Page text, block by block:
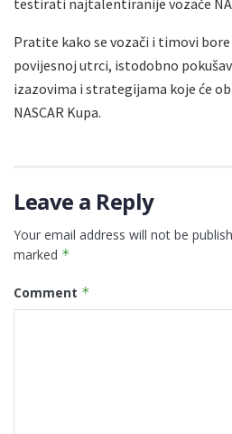
testirati najtalentiranije vozače
Pratite kako se vozači i timovi
povijesnoj utrci, istodobno
izazovima i strategijama koje će
NASCAR Kupa.
Leave a Reply
Your email address will not be
marked *
Comment *